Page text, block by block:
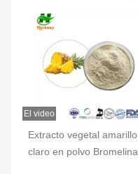
El video
Extracto vegetal amarillo
claro en polvo Bromelina